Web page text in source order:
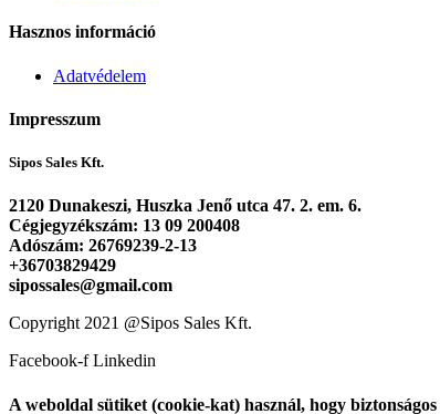
Hasznos információ
Adatvédelem
Impresszum
Sipos Sales Kft.
2120 Dunakeszi, Huszka Jenő utca 47. 2. em. 6.
Cégjegyzékszám: 13 09 200408
Adószám: 26769239-2-13
+36703829429
sipossales@gmail.com
Copyright 2021 @Sipos Sales Kft.
Facebook-f Linkedin
A weboldal sütiket (cookie-kat) használ, hogy